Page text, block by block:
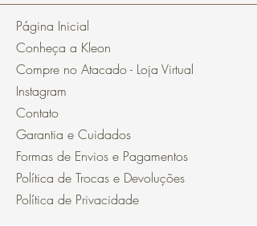
Página Inicial
Conheça a Kleon
Compre no Atacado - Loja Virtual
Instagram
Contato
Garantia e Cuidados
Formas de Envios e Pagamentos
Política de Trocas e Devoluções
Política de Privacidade